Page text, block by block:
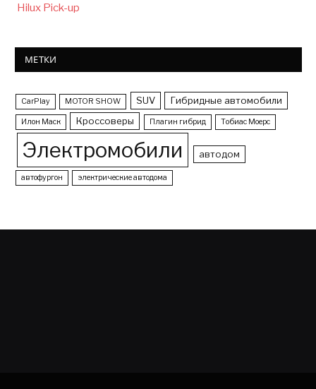
Hilux Pick-up
МЕТКИ
CarPlay MOTOR SHOW SUV Гибридные автомобили
Илон Маск Кроссоверы Плагин гибрид Тобиас Моерс
Электромобили автодом
автофургон электрические автодома